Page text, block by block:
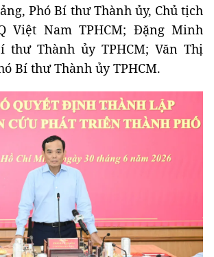
Phó Bí thư Thành ủy, Chủ tịch
Việt Nam TPHCM; Đặng Minh
thư Thành ủy TPHCM; Văn Thị
Bí thư Thành ủy TPHCM.